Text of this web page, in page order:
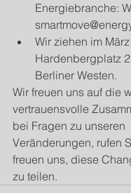
Energiebranche:
Wir ziehen im
Hardenbergplatz
Berliner Westen.
Wir freuen uns auf die
vertrauensvolle
bei Fragen zu unseren
Veränderungen, rufen
freuen uns, diese
zu teilen.